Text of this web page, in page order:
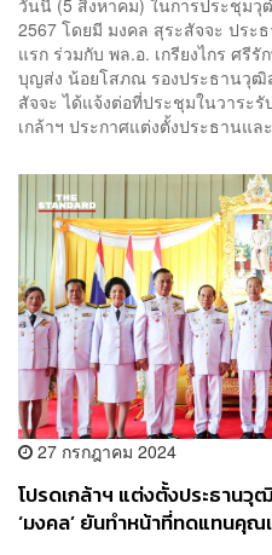
2567 โดยมี มงคล สุระสัจจะ ปร
แรก ร่วมกับ พล.อ. เกรียงไกร ศรี
บุญส่ง น้อยโสภณ รองประธานวุ
สัจจะ ได้แจ้งต่อที่ประชุมในวาระ
เกล้าฯ ประกาศแต่งตั้งประธานแล
27 กรกฎาคม 2024
โปรดเกล้าฯ แต่งตั้งประธาน
‘มงคล’ ยันทำหน้าที่ทดแทนคุ